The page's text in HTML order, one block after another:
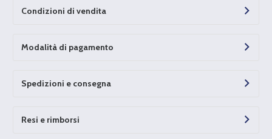
Condizioni di vendita
Modalità di pagamento
Spedizioni e consegna
Resi e rimborsi